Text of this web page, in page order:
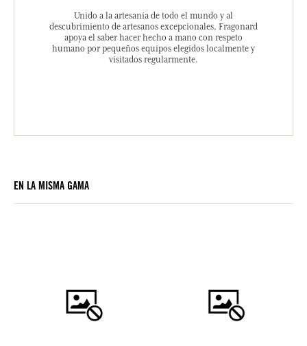
Unido a la artesanía de todo el mundo y al
descubrimiento de artesanos excepcionales, Fragonard
apoya el saber hacer hecho a mano con respeto
humano por pequeños equipos elegidos localmente y
visitados regularmente.
EN LA MISMA GAMA